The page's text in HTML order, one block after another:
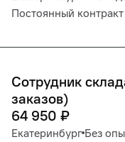
Постоянный контракт
Сотрудник
заказов)
64 950 ₽
Екатеринбург Без